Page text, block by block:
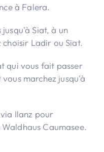
à Falera.
jusqu'à Siat, à un
Ladir ou Siat.
qui vous fait passer
marchez jusqu'à
Ilanz pour
Caumasee.